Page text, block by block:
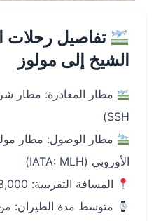
تفاصيل رحلات
الشيخ إلى مولوز
مطار الوصول: مطار مولوز –
الأوروبي (IATA: MLH)
المسافة التقريبية: 3,000 كم